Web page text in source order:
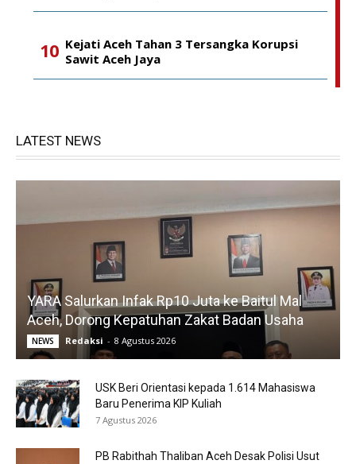
Kejati Aceh Tahan 3 Tersangka Korupsi
Sawit Aceh Jaya
LATEST NEWS
YARA Salurkan Infak Rp10 Juta ke Baitul Mal
Aceh, Dorong Kepatuhan Zakat Badan Usaha
NEWS Redaksi - 8 Agustus 2026
USK Beri Orientasi kepada 1.614 Mahasiswa
Baru Penerima KIP Kuliah
7 Agustus 2026
PB Rabithah Thaliban Aceh Desak Polisi Usut